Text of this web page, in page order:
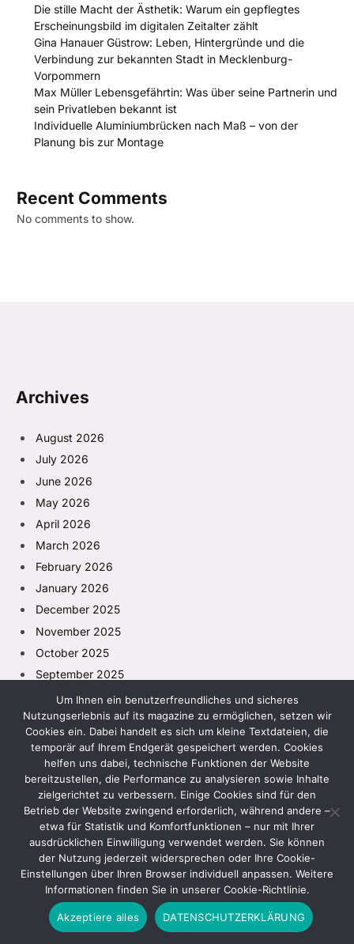
Die stille Macht der Ästhetik: Warum ein gepflegtes
Erscheinungsbild im digitalen Zeitalter zählt
Gina Hanauer Güstrow: Leben, Hintergründe und die
Verbindung zur bekannten Stadt in Mecklenburg-
Vorpommern
Max Müller Lebensgefährtin: Was über seine Partnerin und
sein Privatleben bekannt ist
Individuelle Aluminiumbrücken nach Maß – von der
Planung bis zur Montage
Recent Comments
No comments to show.
Archives
August 2026
July 2026
June 2026
May 2026
April 2026
March 2026
February 2026
January 2026
December 2025
November 2025
October 2025
September 2025
August 2025
July 2025
Categories
Ankauf von Gold
Berühmtheit
Um Ihnen ein benutzerfreundliches und sicheres
Nutzungserlebnis auf its magazine zu ermöglichen, setzen wir
Cookies ein. Dabei handelt es sich um kleine Textdateien, die
temporär auf Ihrem Endgerät gespeichert werden. Cookies
helfen uns dabei, technische Funktionen der Website
bereitzustellen, die Performance zu analysieren sowie Inhalte
zielgerichtet zu verbessern. Einige Cookies sind für den
Betrieb der Website zwingend erforderlich, während andere –
etwa für Statistik und Komfortfunktionen – nur mit Ihrer
ausdrücklichen Einwilligung verwendet werden. Sie können
der Nutzung jederzeit widersprechen oder Ihre Cookie-
Einstellungen über Ihren Browser individuell anpassen. Weitere
Informationen finden Sie in unserer Cookie-Richtlinie.
Akzeptiere alles DATENSCHUTZERKLÄRUNG